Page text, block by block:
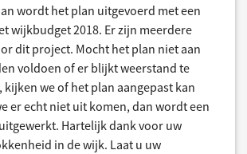
wordt het plan uitgevoerd met een
wijkbudget 2018. Er zijn meerdere
dit project. Mocht het plan niet aan
voldoen of er blijkt weerstand te
kijken we of het plan aangepast kan
er echt niet uit komen, dan wordt een
Hartelijk dank voor uw
in de wijk. Laat u uw